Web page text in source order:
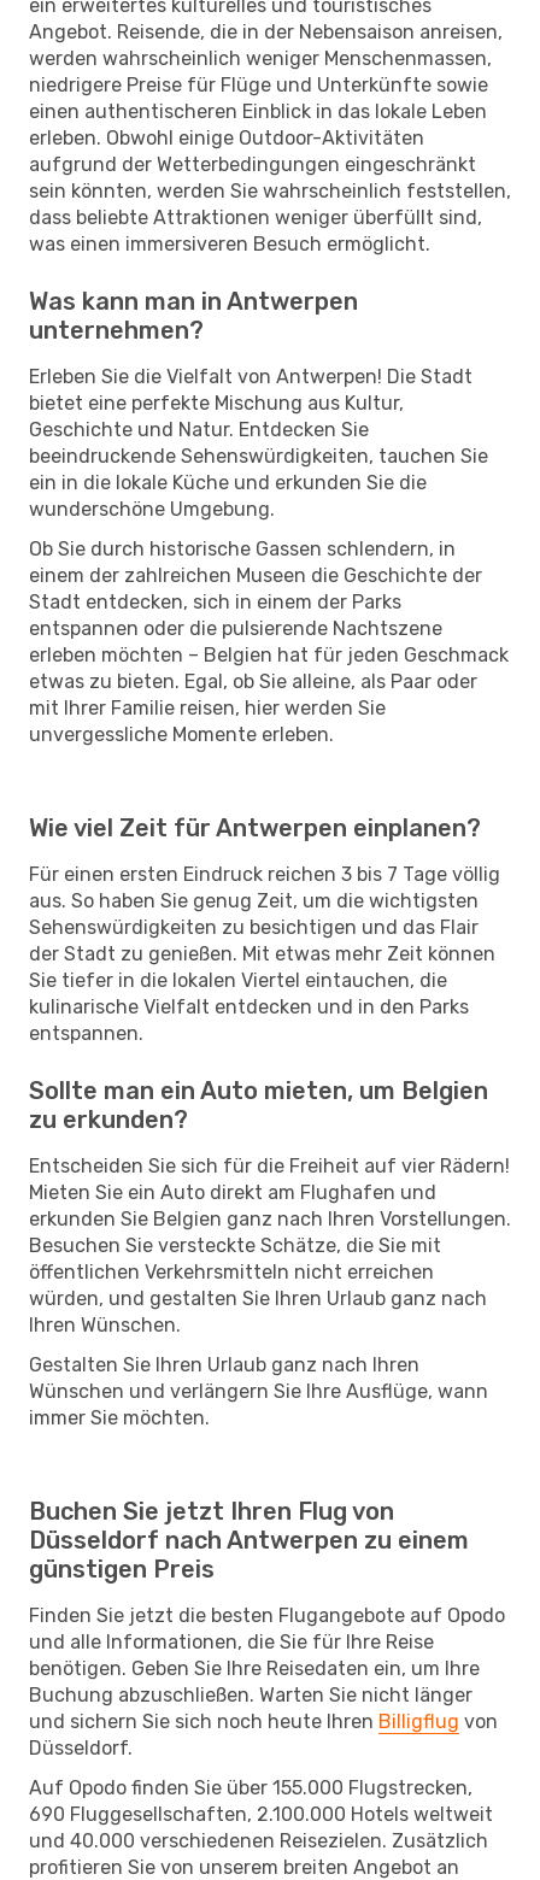
ein erweitertes kulturelles und touristisches
Angebot. Reisende, die in der Nebensaison anreisen,
werden wahrscheinlich weniger Menschenmassen,
niedrigere Preise für Flüge und Unterkünfte sowie
einen authentischeren Einblick in das lokale Leben
erleben. Obwohl einige Outdoor-Aktivitäten
aufgrund der Wetterbedingungen eingeschränkt
sein könnten, werden Sie wahrscheinlich feststellen,
dass beliebte Attraktionen weniger überfüllt sind,
was einen immersiveren Besuch ermöglicht.
Was kann man in Antwerpen
unternehmen?
Erleben Sie die Vielfalt von Antwerpen! Die Stadt
bietet eine perfekte Mischung aus Kultur,
Geschichte und Natur. Entdecken Sie
beeindruckende Sehenswürdigkeiten, tauchen Sie
ein in die lokale Küche und erkunden Sie die
wunderschöne Umgebung.
Ob Sie durch historische Gassen schlendern, in
einem der zahlreichen Museen die Geschichte der
Stadt entdecken, sich in einem der Parks
entspannen oder die pulsierende Nachtszene
erleben möchten – Belgien hat für jeden Geschmack
etwas zu bieten. Egal, ob Sie alleine, als Paar oder
mit Ihrer Familie reisen, hier werden Sie
unvergessliche Momente erleben.
Wie viel Zeit für Antwerpen einplanen?
Für einen ersten Eindruck reichen 3 bis 7 Tage völlig
aus. So haben Sie genug Zeit, um die wichtigsten
Sehenswürdigkeiten zu besichtigen und das Flair
der Stadt zu genießen. Mit etwas mehr Zeit können
Sie tiefer in die lokalen Viertel eintauchen, die
kulinarische Vielfalt entdecken und in den Parks
entspannen.
Sollte man ein Auto mieten, um Belgien
zu erkunden?
Entscheiden Sie sich für die Freiheit auf vier Rädern!
Mieten Sie ein Auto direkt am Flughafen und
erkunden Sie Belgien ganz nach Ihren Vorstellungen.
Besuchen Sie versteckte Schätze, die Sie mit
öffentlichen Verkehrsmitteln nicht erreichen
würden, und gestalten Sie Ihren Urlaub ganz nach
Ihren Wünschen.
Gestalten Sie Ihren Urlaub ganz nach Ihren
Wünschen und verlängern Sie Ihre Ausflüge, wann
immer Sie möchten.
Buchen Sie jetzt Ihren Flug von
Düsseldorf nach Antwerpen zu einem
günstigen Preis
Finden Sie jetzt die besten Flugangebote auf Opodo
und alle Informationen, die Sie für Ihre Reise
benötigen. Geben Sie Ihre Reisedaten ein, um Ihre
Buchung abzuschließen. Warten Sie nicht länger
und sichern Sie sich noch heute Ihren Billigflug von
Düsseldorf.
Auf Opodo finden Sie über 155.000 Flugstrecken,
690 Fluggesellschaften, 2.100.000 Hotels weltweit
und 40.000 verschiedenen Reisezielen. Zusätzlich
profitieren Sie von unserem breiten Angebot an